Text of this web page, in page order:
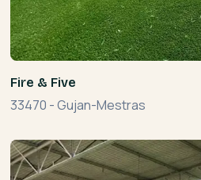
Fire & Five
33470 -Gujan-Mestras